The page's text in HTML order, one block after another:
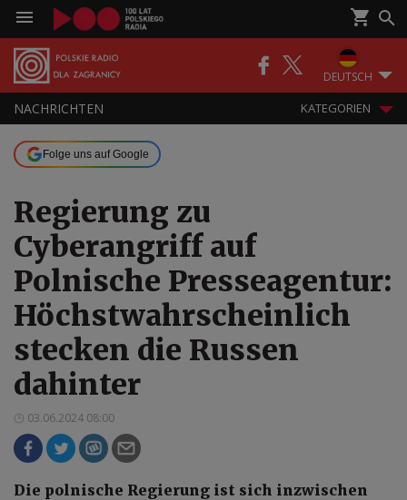
DEUTSCH
NACHRICHTEN KATEGORIEN
Folge uns auf Google
Regierung zu
Cyberangriff auf
Polnische Presseagentur:
Höchstwahrscheinlich
stecken die Russen
dahinter
03.06.2024 08:00
Die polnische Regierung ist sich inzwischen